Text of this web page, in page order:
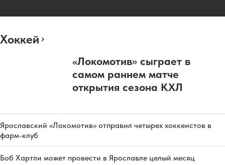
Хоккей
«Локомотив» сыграет в
самом раннем матче
открытия сезона КХЛ
Ярославский «Локомотив» отправил четырех хоккеистов в
фарм-клуб
Боб Хартли может провести в Ярославле целый месяц